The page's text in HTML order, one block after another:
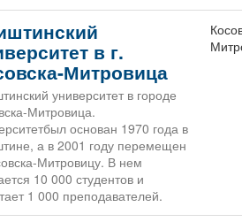
в г.
Митровица
университет в городе
Митровица.
основан 1970 года в
а в 2001 году перемещен
Митровицу. В нем
10 000 студентов и
1 000 преподавателей.